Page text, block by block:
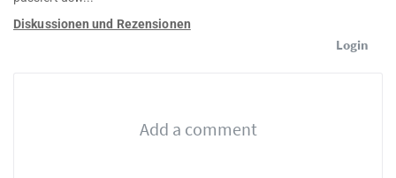
Diskussionen und Rezensionen
Login